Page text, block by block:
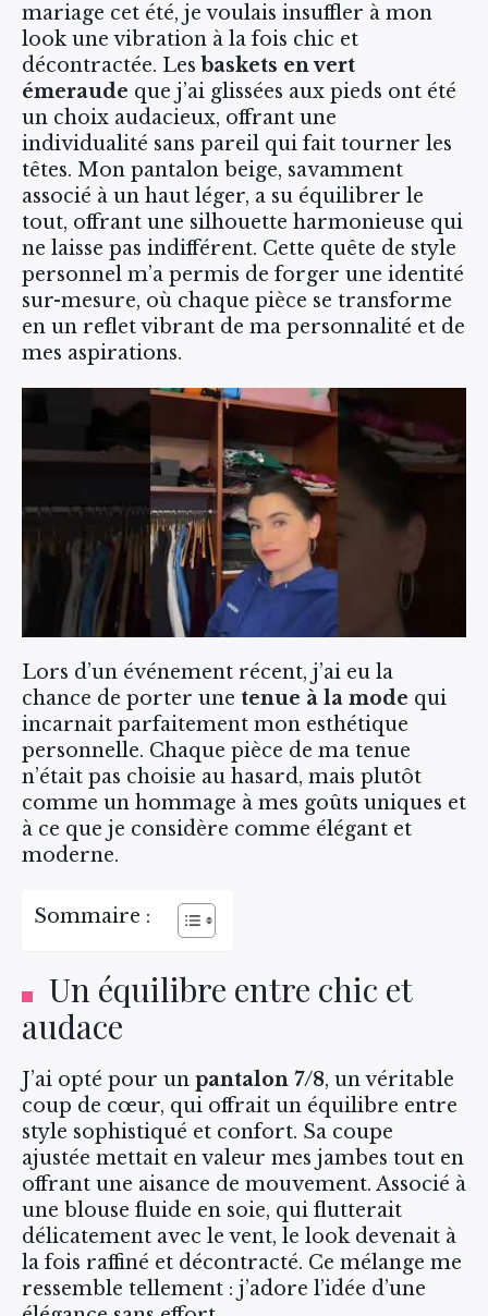
mariage cet été, je voulais insuffler à mon
look une vibration à la fois chic et
décontractée. Les baskets en vert
émeraude que j’ai glissées aux pieds ont été
un choix audacieux, offrant une
individualité sans pareil qui fait tourner les
têtes. Mon pantalon beige, savamment
associé à un haut léger, a su équilibrer le
tout, offrant une silhouette harmonieuse qui
ne laisse pas indifférent. Cette quête de style
personnel m’a permis de forger une identité
sur-mesure, où chaque pièce se transforme
en un reflet vibrant de ma personnalité et de
mes aspirations.
Lors d’un événement récent, j’ai eu la
chance de porter une tenue à la mode qui
incarnait parfaitement mon esthétique
personnelle. Chaque pièce de ma tenue
n’était pas choisie au hasard, mais plutôt
comme un hommage à mes goûts uniques et
à ce que je considère comme élégant et
moderne.
Sommaire :
Un équilibre entre chic et
audace
J’ai opté pour un pantalon 7/8, un véritable
coup de cœur, qui offrait un équilibre entre
style sophistiqué et confort. Sa coupe
ajustée mettait en valeur mes jambes tout en
offrant une aisance de mouvement. Associé à
une blouse fluide en soie, qui flutterait
délicatement avec le vent, le look devenait à
la fois raffiné et décontracté. Ce mélange me
ressemble tellement : j’adore l’idée d’une